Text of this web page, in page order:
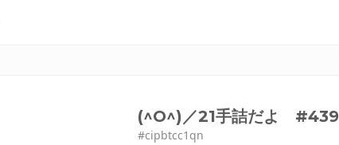
(^O^)／21手詰だよ #439
#cipbtcc1qn